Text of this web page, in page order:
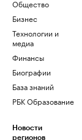
Общество
Бизнес
Технологии и
медиа
Финансы
Биографии
База знаний
РБК Образование
Новости
регионов